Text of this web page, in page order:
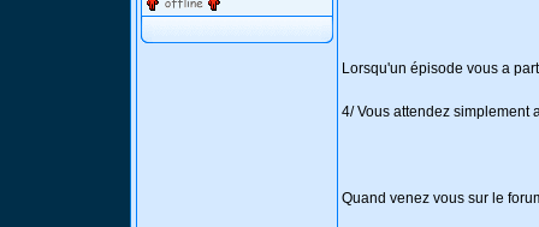
Lorsqu'un épisode vous a
4/ Vous attendez simplement
Quand venez vous sur le